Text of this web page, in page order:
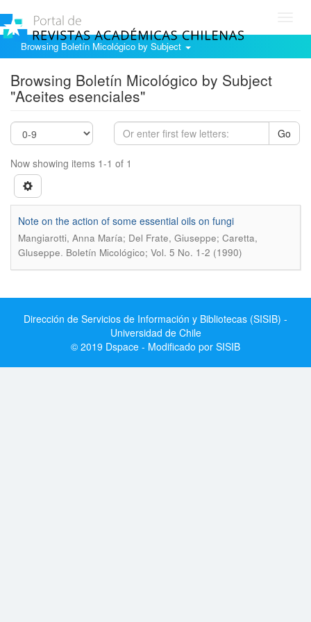
Browsing Boletín Micológico by Subject
Browsing Boletín Micológico by Subject
"Aceites esenciales"
Go
Now showing items 1-1 of 1
Note on the action of some essential oils on fungi
Mangiarotti, Anna María; Del Frate, Giuseppe; Caretta,
Gluseppe. Boletín Micológico; Vol. 5 No. 1-2 (1990)
Dirección de Servicios de Información y Bibliotecas (SISIB) -
Universidad de Chile
© 2019 Dspace - Modificado por SISIB